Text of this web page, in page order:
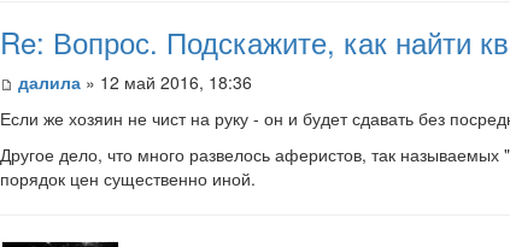
Re: Вопрос. Подскажите, как найти
далила » 12 май 2016, 18:36
Если же хозяин не чист на руку - он и будет сдавать без
Другое дело, что много развелось аферистов, так
порядок цен существенно иной.